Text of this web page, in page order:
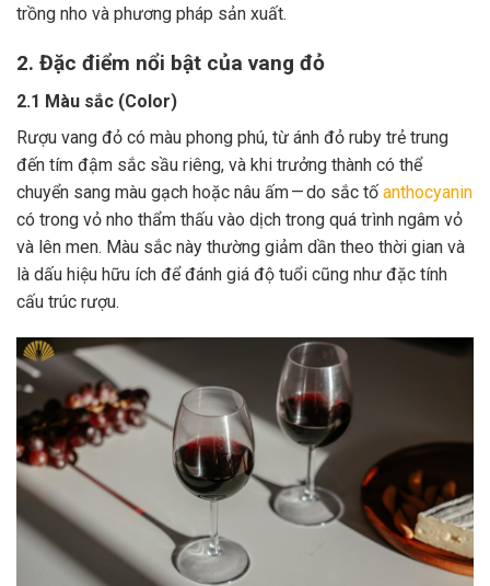
trồng nho và phương pháp sản xuất.
2. Đặc điểm nổi bật của vang đỏ
2.1 Màu sắc (Color)
Rượu vang đỏ có màu phong phú, từ ánh đỏ ruby trẻ trung
đến tím đậm sắc sầu riêng, và khi trưởng thành có thể
chuyển sang màu gạch hoặc nâu ấm — do sắc tố anthocyanin
có trong vỏ nho thẩm thấu vào dịch trong quá trình ngâm vỏ
và lên men. Màu sắc này thường giảm dần theo thời gian và
là dấu hiệu hữu ích để đánh giá độ tuổi cũng như đặc tính
cấu trúc rượu.